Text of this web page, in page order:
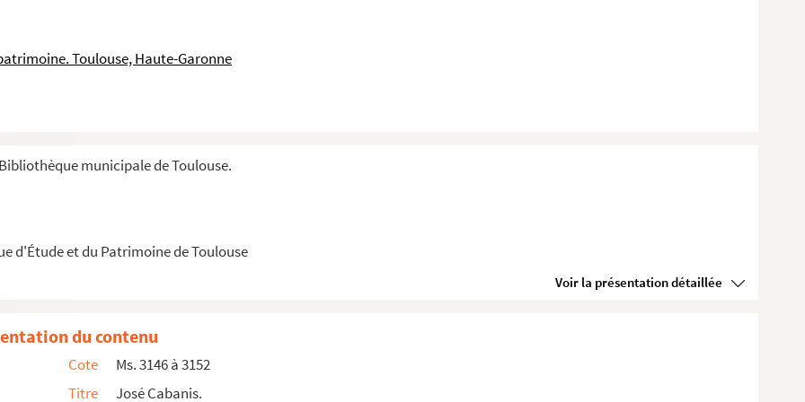
Toulouse, Haute-Garonne
municipale de Toulouse.
d'Étude et du Patrimoine de Toulouse
Voir la présentation détaillée
de Michel CABANAC et José CABANIS : 1978-2000.
, premier volume. Tapuscrit corrigé. État avant impres...
José Cabanis et de Michel de Bellomayre à Jean Lebrau. ...
littéraire (Plaisir et lectures 1 + Pour S[ain]te-Beuv...
»
du contenu
Cote
Ms. 3146 à 3152
Titre
José Cabanis.